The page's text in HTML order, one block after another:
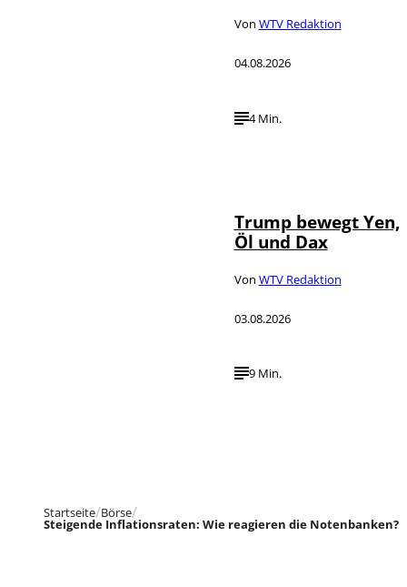
Von WTV Redaktion
04.08.2026
4 Min.
Trump bewegt Yen,
Öl und Dax
Von WTV Redaktion
03.08.2026
9 Min.
Startseite Börse
Steigende Inflationsraten: Wie reagieren die Notenbanken?